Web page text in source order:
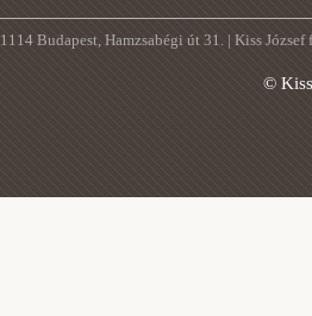
1114 Budapest, Hamzsabégi út 31. | Kiss
©